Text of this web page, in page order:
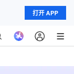
打开 APP